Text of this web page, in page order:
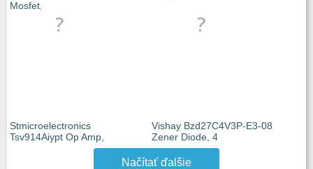
Mosfet, N-C
Stmicroelectronics
Tsv914Aiypt Op Amp,
Vishay Bzd27C4V3P-E3-08
Zener Diode, 4
Načítať ďalšie